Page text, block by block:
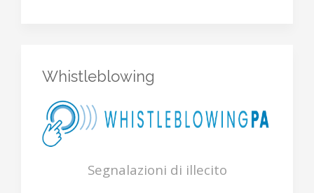
Whistleblowing
Segnalazioni di illecito